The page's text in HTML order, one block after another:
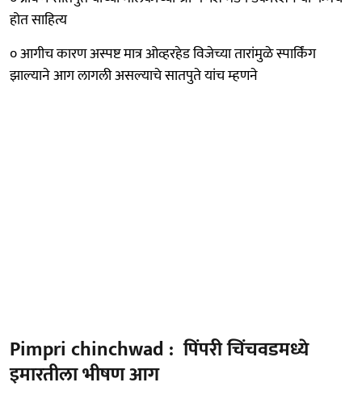
होत साहित्य
० आगीच कारण अस्पष्ट मात्र ओव्हरहेड विजेच्या तारांमुळे स्पार्किंग
झाल्याने आग लागली असल्याचे सातपुते यांच म्हणने
Pimpri chinchwad : पिंपरी चिंचवडमध्ये
इमारतीला भीषण आग